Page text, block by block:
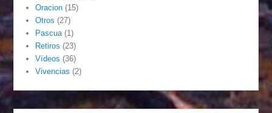
Oracion (15)
Otros (27)
Pascua (1)
Retiros (23)
Vídeos (36)
Vivencias (2)